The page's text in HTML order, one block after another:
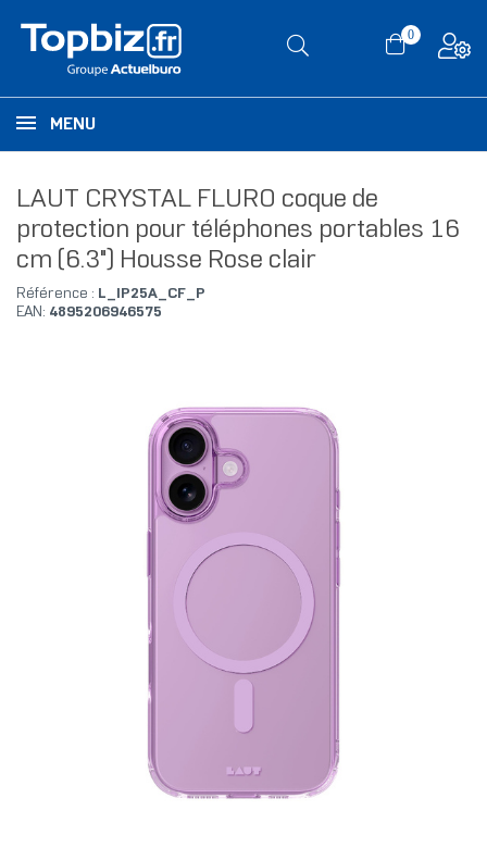
0
MENU
LAUT CRYSTAL FLURO coque de
protection pour téléphones portables 16
cm (6.3") Housse Rose clair
Référence : L_IP25A_CF_P
EAN: 4895206946575